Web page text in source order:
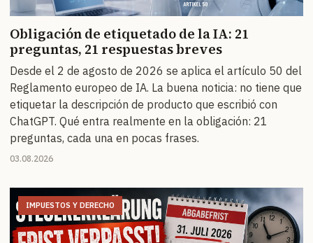
Obligación de etiquetado de la IA: 21
preguntas, 21 respuestas breves
Desde el 2 de agosto de 2026 se aplica el artículo 50 del
Reglamento europeo de IA. La buena noticia: no tiene que
etiquetar la descripción de producto que escribió con
ChatGPT. Qué entra realmente en la obligación: 21
preguntas, cada una en pocas frases.
03.08.2026
IMPUESTOS Y DERECHO